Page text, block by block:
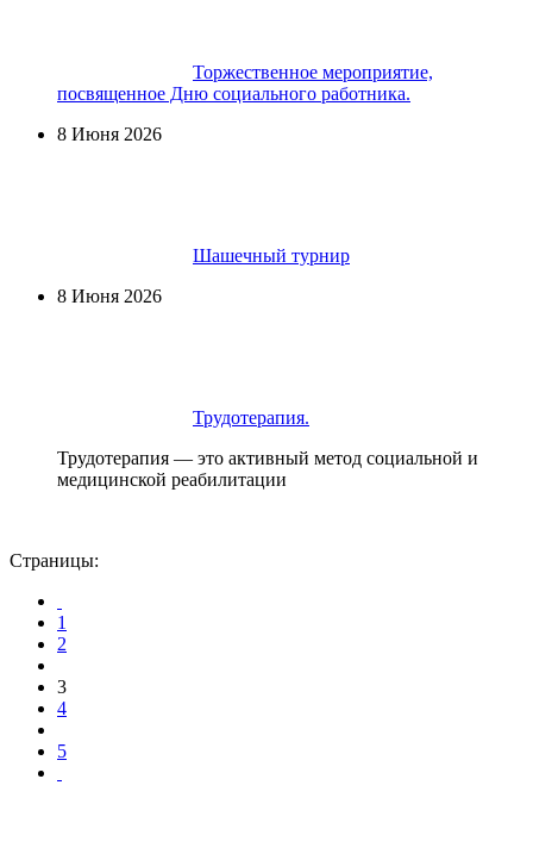
Торжественное мероприятие,
посвященное Дню социального работника.
8 Июня 2026
Шашечный турнир
8 Июня 2026
Трудотерапия.
Трудотерапия — это активный метод социальной и
медицинской реабилитации
Страницы:
1
2
3
4
5